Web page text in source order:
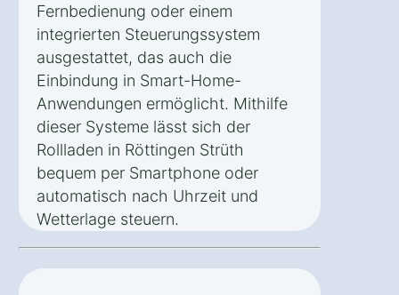
Fernbedienung oder einem
integrierten Steuerungssystem
ausgestattet, das auch die
Einbindung in Smart-Home-
Anwendungen ermöglicht. Mithilfe
dieser Systeme lässt sich der
Rollladen in Röttingen Strüth
bequem per Smartphone oder
automatisch nach Uhrzeit und
Wetterlage steuern.